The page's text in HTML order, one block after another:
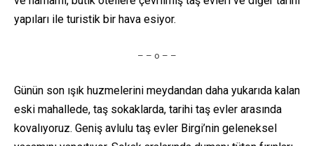
yapıları ile turistik bir hava esiyor.
– – o – –
Günün son ışık huzmelerini meydandan daha yukarıda kalan
eski mahallede, taş sokaklarda, tarihi taş evler arasında
kovalıyoruz. Geniş avlulu taş evler Birgi’nin geleneksel